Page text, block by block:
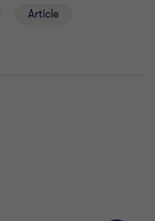
Article